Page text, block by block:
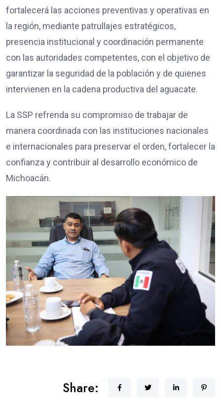
fortalecerá las acciones preventivas y operativas en
la región, mediante patrullajes estratégicos,
presencia institucional y coordinación permanente
con las autoridades competentes, con el objetivo de
garantizar la seguridad de la población y de quienes
intervienen en la cadena productiva del aguacate.
La SSP refrenda su compromiso de trabajar de
manera coordinada con las instituciones nacionales
e internacionales para preservar el orden, fortalecer la
confianza y contribuir al desarrollo económico de
Michoacán.
Share: